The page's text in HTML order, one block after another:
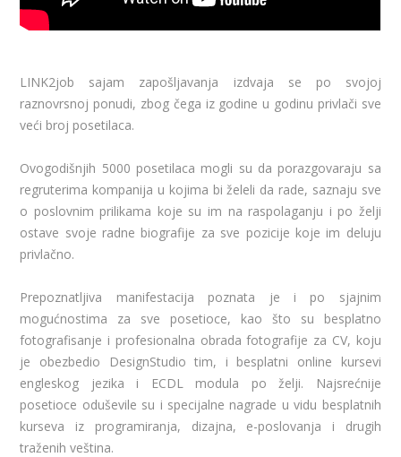
LINK2job sajam zapošljavanja izdvaja se po svojoj
raznovrsnoj ponudi, zbog čega iz godine u godinu privlači sve
veći broj posetilaca.
Ovogodišnjih 5000 posetilaca mogli su da porazgovaraju sa
regruterima kompanija u kojima bi želeli da rade, saznaju sve
o poslovnim prilikama koje su im na raspolaganju i po želji
ostave svoje radne biografije za sve pozicije koje im deluju
privlačno.
Prepoznatljiva manifestacija poznata je i po sjajnim
mogućnostima za sve posetioce, kao što su besplatno
fotografisanje i profesionalna obrada fotografije za CV, koju
je obezbedio DesignStudio tim, i besplatni online kursevi
engleskog jezika i ECDL modula po želji. Najsrećnije
posetioce oduševile su i specijalne nagrade u vidu besplatnih
kurseva iz programiranja, dizajna, e-poslovanja i drugih
traženih veština.